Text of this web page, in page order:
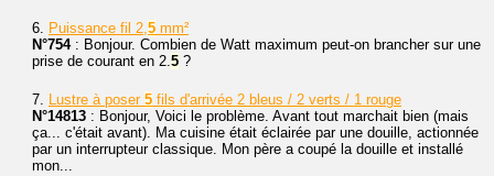
6. Puissance fil 2,5 mm²
N°754: Bonjour. Combien de Watt maximum peut-on brancher sur une
prise de courant en 2.5 ?
7. Lustre à poser 5 fils d'arrivée 2 bleus / 2 verts / 1 rouge
N°14813 : Bonjour, Voici le problème. Avant tout marchait bien (mais
ça... c'était avant). Ma cuisine était éclairée par une douille, actionnée
par un interrupteur classique. Mon père a coupé la douille et installé
mon...